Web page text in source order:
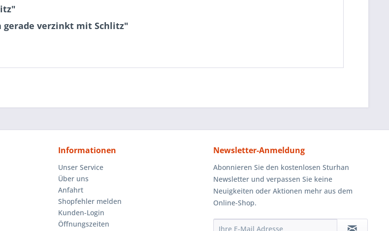
gerade verzinkt mit Schlitz"
Informationen
Unser Service
Über uns
Anfahrt
Shopfehler melden
Kunden-Login
Öffnungszeiten
Newsletter-Anmeldung
Abonnieren Sie den kostenlosen Sturhan
Newsletter und verpassen Sie keine
Neuigkeiten oder Aktionen mehr aus dem
Online-Shop.